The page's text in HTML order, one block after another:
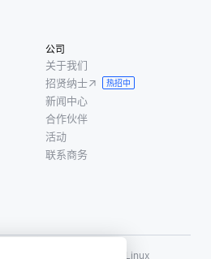
公司
关于我们
招贤纳士
热招中
新闻中心
合作伙伴
活动
联系商务
以及相关的开源项目名称为 Linux